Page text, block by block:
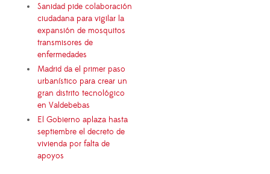
Sanidad pide colaboración
ciudadana para vigilar la
expansión de mosquitos
transmisores de
enfermedades
Madrid da el primer paso
urbanístico para crear un
gran distrito tecnológico
en Valdebebas
El Gobierno aplaza hasta
septiembre el decreto de
vivienda por falta de
apoyos